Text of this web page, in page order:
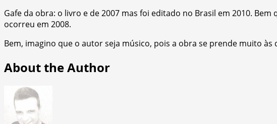
Gafe da obra: o livro e de 2007 mas foi editado no Brasil em 2010.
ocorreu em 2008.
Bem, imagino que o autor seja músico, pois a obra se prende muito
About the Author